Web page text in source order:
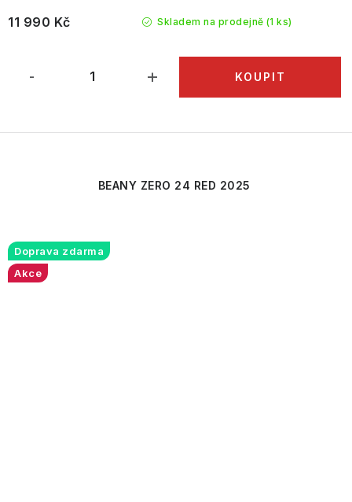
Skladem na prodejně (1 ks)
11 990 Kč
BEANY ZERO 24 RED 2025
Doprava zdarma
Akce